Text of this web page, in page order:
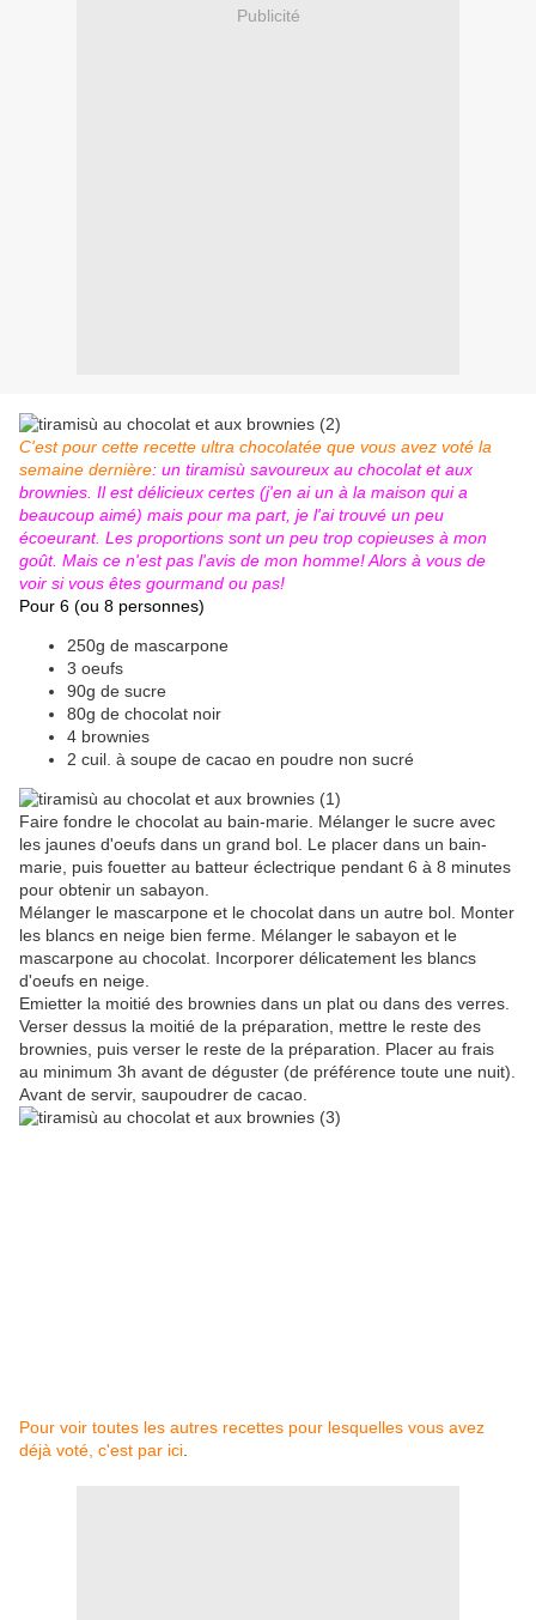
Publicité
C'est pour cette recette ultra chocolatée que vous avez voté la
semaine dernière: un tiramisù savoureux au chocolat et aux
brownies. Il est délicieux certes (j'en ai un à la maison qui a
beaucoup aimé) mais pour ma part, je l'ai trouvé un peu
écoeurant. Les proportions sont un peu trop copieuses à mon
goût. Mais ce n'est pas l'avis de mon homme! Alors à vous de
voir si vous êtes gourmand ou pas!
Pour 6 (ou 8 personnes)
250g de mascarpone
3 oeufs
90g de sucre
80g de chocolat noir
4 brownies
2 cuil. à soupe de cacao en poudre non sucré
Faire fondre le chocolat au bain-marie. Mélanger le sucre avec
les jaunes d'oeufs dans un grand bol. Le placer dans un bain-
marie, puis fouetter au batteur éclectrique pendant 6 à 8 minutes
pour obtenir un sabayon.
Mélanger le mascarpone et le chocolat dans un autre bol. Monter
les blancs en neige bien ferme. Mélanger le sabayon et le
mascarpone au chocolat. Incorporer délicatement les blancs
d'oeufs en neige.
Emietter la moitié des brownies dans un plat ou dans des verres.
Verser dessus la moitié de la préparation, mettre le reste des
brownies, puis verser le reste de la préparation. Placer au frais
au minimum 3h avant de déguster (de préférence toute une nuit).
Avant de servir, saupoudrer de cacao.
Pour voir toutes les autres recettes pour lesquelles vous avez
déjà voté, c'est par ici